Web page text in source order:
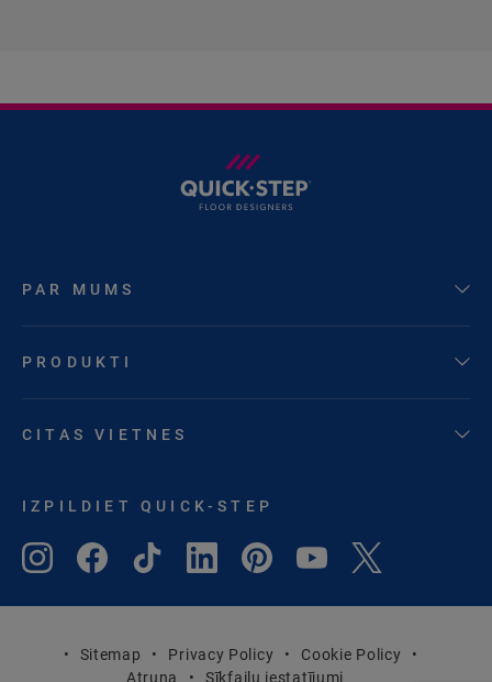
PAR MUMS
PRODUKTI
CITAS VIETNES
IZPILDIET QUICK-STEP
Sitemap Privacy Policy
Cookie Policy
Atruna
Sīkfailu iestatījumi